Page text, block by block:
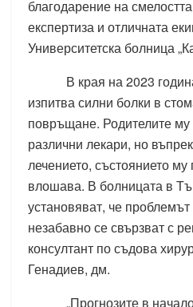
благодарение на
експертиза и отличната
Университетска болница
В края на 2023
изпитва силни болки в
повръщане. Родителите
различни лекари, но
лечението, състоянието
влошава. В болницата в
установяват, че
незабавно се свързват с
консултант по съдова
Генадиев, дм.
„Прогнозите в